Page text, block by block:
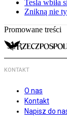
Tesla wbiła
Znikną nie
Promowane treści
KONTAKT
O nas
Kontakt
Napisz do